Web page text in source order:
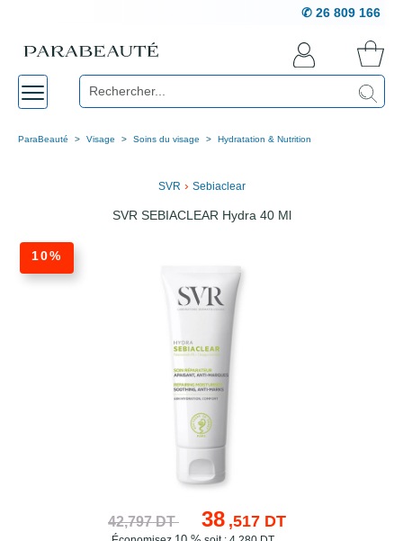
✆ 26 809 166
ParaBeauté Visage Soins du visage Hydratation & Nutrition
SVR › Sebiaclear
SVR SEBIACLEAR Hydra 40 Ml
10%
42,797 DT 38 ,517 DT